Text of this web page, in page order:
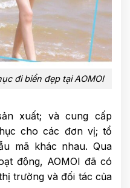
đi biển đẹp tại AOMOI
xuất; và cung cấp
cho các đơn vị; tổ
mã khác nhau. Qua
động, AOMOI đã có
trường và đối tác của